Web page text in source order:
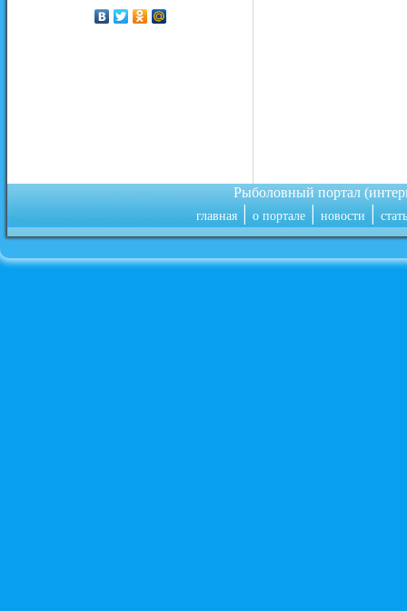
Рыболовный портал
главная|о портале|новости|